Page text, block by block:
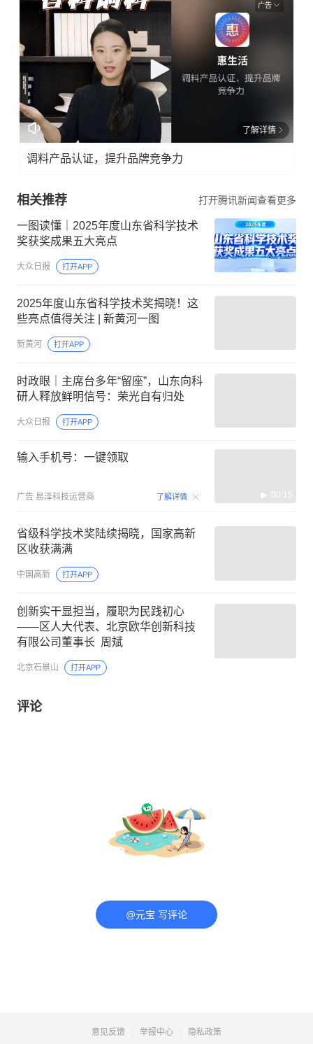
广告
了解详情
调料产品认证，提升品牌竞争力
相关推荐 打开腾讯新闻查看更多
一图读懂｜2025年度山东省科学技术
奖获奖成果五大亮点
大众日报 打开APP
2025年度山东省科学技术奖揭晓！这
些亮点值得关注 | 新黄河一图
新黄河 打开APP
时政眼｜主席台多年“留座”，山东向科
研人释放鲜明信号：荣光自有归处
大众日报 打开APP
输入手机号：一键领取
广告 易泽科技运营商 了解详情 00:15
省级科学技术奖陆续揭晓，国家高新
区收获满满
中国高新 打开APP
创新实干显担当，履职为民践初心
——区人大代表、北京欧华创新科技
有限公司董事长 周斌
北京石景山 打开APP
评论
@元宝 写评论
意见反馈 举报中心 隐私政策